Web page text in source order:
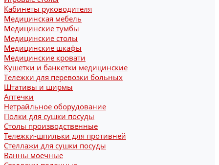
Кабинеты руководителя
Медицинская мебель
Медицинские тумбы
Медицинские столы
Медицинские шкафы
Медицинские кровати
Кушетки и банкетки медицинские
Тележки для перевозки больных
Штативы и ширмы
Аптечки
Нетрайльное оборудование
Полки для сушки посуды
Столы производственные
Тележки-шпильки для противней
Стеллажи для сушки посуды
Ванны моечные